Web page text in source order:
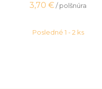
3,70 €/ polšnúra
Posledné 1 - 2 ks